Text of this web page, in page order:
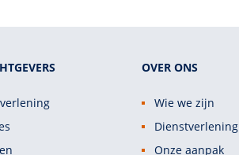
OVER ONS
Wie we zijn
Dienstverlening
Onze aanpak